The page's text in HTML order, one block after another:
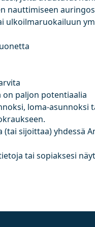
nauttimiseen
ulkoilmaruokailuun
on paljon potentiaalia
loma-asunnoksi
sijoittaa) yhdessä
tai sopiaksesi